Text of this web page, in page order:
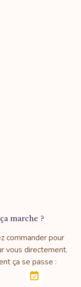
marche ?
commander pour
vous directement.
ça se passe :